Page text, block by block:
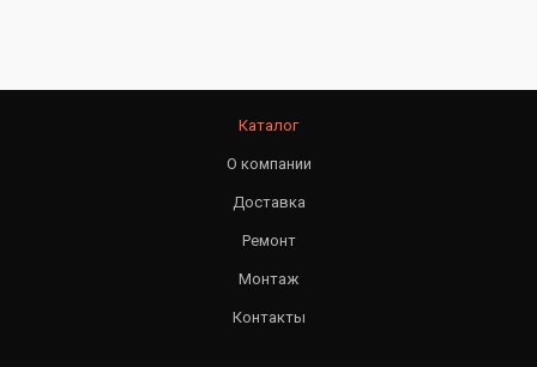
Каталог
О компании
Доставка
Ремонт
Монтаж
Контакты